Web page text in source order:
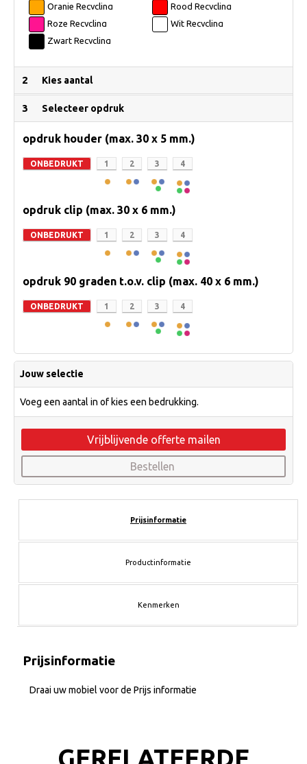
Oranje Recycling
Rood Recycling
Roze Recycling
Wit Recycling
Zwart Recycling
2 Kies aantal
3 Selecteer opdruk
opdruk houder (max. 30 x 5 mm.)
ONBEDRUKT 1 2 3 4
opdruk clip (max. 30 x 6 mm.)
ONBEDRUKT 1 2 3 4
opdruk 90 graden t.o.v. clip (max. 40 x 6 mm.)
ONBEDRUKT 1 2 3 4
Jouw selectie
Voeg een aantal in of kies een bedrukking.
Vrijblijvende offerte mailen
Bestellen
Prijsinformatie
Productinformatie
Kenmerken
Prijsinformatie
Draai uw mobiel voor de Prijs informatie
GERELATEERDE